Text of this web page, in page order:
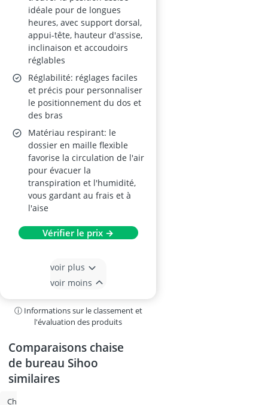
idéale pour de longues
heures, avec support dorsal,
appui-tête, hauteur d'assise,
inclinaison et accoudoirs
réglables
Réglabilité: réglages faciles
et précis pour personnaliser
le positionnement du dos et
des bras
Matériau respirant: le
dossier en maille flexible
favorise la circulation de l'air
pour évacuer la
transpiration et l'humidité,
vous gardant au frais et à
l'aise
Vérifier le prix →
voir plus
voir moins
ⓘ Informations sur le classement et
l'évaluation des produits
Comparaisons chaise
de bureau Sihoo
similaires
Chaise de bureau